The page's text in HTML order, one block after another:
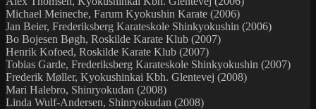
Michael Meineche, Farum Kyokushin Karate (2006)
Jan Beier, Frederiksberg Karateskole Shinkyokushin (2006)
Bo Bojesen Bøgh, Roskilde Karate Klub (2007)
Henrik Kofoed, Roskilde Karate Klub (2007)
Tobias Garde, Frederiksberg Karateskole Shinkyokushin (2007)
Frederik Møller, Kyokushinkai Kbh. Glentevej (2008)
Mari Halebro, Shinryokudan (2008)
Linda Wulf-Andersen, Shinryokudan (2008)